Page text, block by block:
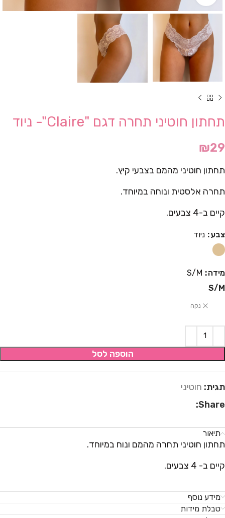
תחתון חוטיני תחרה דגם "Claire"- ניוד
₪29
תחתון חוטיני מהמם בצבעי קיץ.
תחרה אלסטית ונוחה במיוחד.
קיים ב-4 צבעים.
צבע ניוד
מידה
S/M
S/M
נקה
הוספה לסל
תגית: חוטיני
Share:
תיאור
תחתון חוטיני תחרה מהמם ונוח במיוחד.
קיים ב- 4 צבעים.
מידע נוסף
טבלת מידות